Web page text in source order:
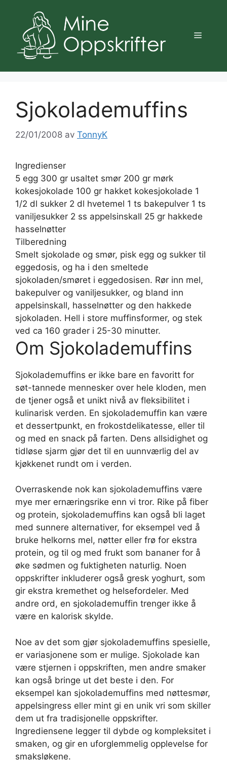
innhold
Meny
Sjokolademuffins
22/01/2008 av TonnyK
Ingredienser
5 egg 300 gr usaltet smør 200 gr mørk
kokesjokolade 100 gr hakket kokesjokolade 1
1/2 dl sukker 2 dl hvetemel 1 ts bakepulver 1 ts
vaniljesukker 2 ss appelsinskall 25 gr hakkede
hasselnøtter
Tilberedning
Smelt sjokolade og smør, pisk egg og sukker til
eggedosis, og ha i den smeltede
sjokoladen/smøret i eggedosisen. Rør inn mel,
bakepulver og vaniljesukker, og bland inn
appelsinskall, hasselnøtter og den hakkede
sjokoladen. Hell i store muffinsformer, og stek
ved ca 160 grader i 25-30 minutter.
Om Sjokolademuffins
Sjokolademuffins er ikke bare en favoritt for
søt-tannede mennesker over hele kloden, men
de tjener også et unikt nivå av fleksibilitet i
kulinarisk verden. En sjokolademuffin kan være
et dessertpunkt, en frokostdelikatesse, eller til
og med en snack på farten. Dens allsidighet og
tidløse sjarm gjør det til en uunnværlig del av
kjøkkenet rundt om i verden.
Overraskende nok kan sjokolademuffins være
mye mer ernæringsrike enn vi tror. Rike på fiber
og protein, sjokolademuffins kan også bli laget
med sunnere alternativer, for eksempel ved å
bruke helkorns mel, nøtter eller frø for ekstra
protein, og til og med frukt som bananer for å
øke sødmen og fuktigheten naturlig. Noen
oppskrifter inkluderer også gresk yoghurt, som
gir ekstra kremethet og helsefordeler. Med
andre ord, en sjokolademuffin trenger ikke å
være en kalorisk skylde.
Noe av det som gjør sjokolademuffins spesielle,
er variasjonene som er mulige. Sjokolade kan
være stjernen i oppskriften, men andre smaker
kan også bringe ut det beste i den. For
eksempel kan sjokolademuffins med nøttesmør,
appelsingress eller mint gi en unik vri som skiller
dem ut fra tradisjonelle oppskrifter.
Ingrediensene legger til dybde og kompleksitet i
smaken, og gir en uforglemmelig opplevelse for
smaksløkene.